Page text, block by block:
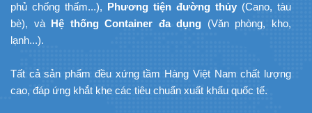
phủ chống thấm...), Phương tiện đường thủy (Cano, tàu
bè), và Hệ thống Container đa dụng (Văn phòng, kho,
lạnh...).
Tất cả sản phẩm đều xứng tầm Hàng Việt Nam chất lượng
cao, đáp ứng khắt khe các tiêu chuẩn xuất khẩu quốc tế.